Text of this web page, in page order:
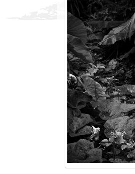
Le Nord de Madagascar